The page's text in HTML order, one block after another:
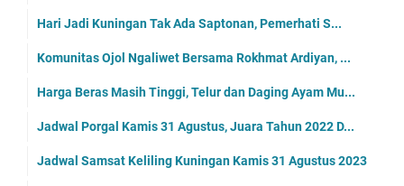
Hari Jadi Kuningan Tak Ada Saptonan, Pemerhati S...
Komunitas Ojol Ngaliwet Bersama Rokhmat Ardiyan, ...
Harga Beras Masih Tinggi, Telur dan Daging Ayam Mu...
Jadwal Porgal Kamis 31 Agustus, Juara Tahun 2022 D...
Jadwal Samsat Keliling Kuningan Kamis 31 Agustus 2023